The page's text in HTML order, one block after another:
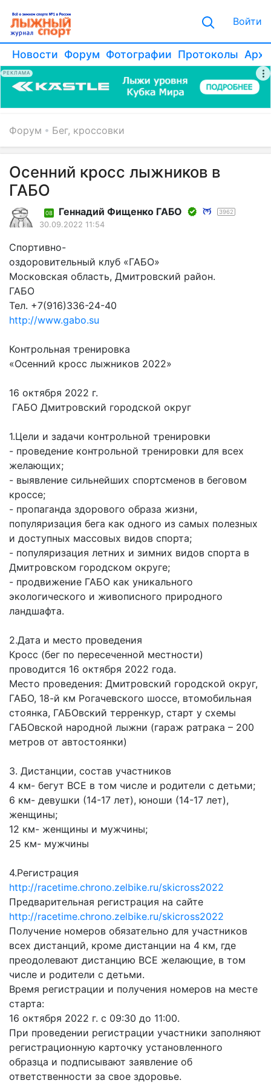
Войти
Новости Форум Фотографии Протоколы
РЕКЛАМА
Форум Бег, кроссовки
Осенний кросс лыжников в
ГАБО
08 Геннадий Фищенко ГАБО 3962
30.09.2022 11:54
Спортивно-
оздоровительный клуб «ГАБО»
Московская область, Дмитровский район.
ГАБО
Тел. +7(916)336-24-40
http://www.gabo.su
Контрольная тренировка
«Осенний кросс лыжников 2022»
16 октября 2022 г.
ГАБО Дмитровский городской округ
1.Цели и задачи контрольной тренировки
- проведение контрольной тренировки для всех
желающих;
- выявление сильнейших спортсменов в беговом
кроссе;
- пропаганда здорового образа жизни,
популяризация бега как одного из самых полезных
и доступных массовых видов спорта;
- популяризация летних и зимних видов спорта в
Дмитровском городском округе;
- продвижение ГАБО как уникального
экологического и живописного природного
ландшафта.
2.Дата и место проведения
Кросс (бег по пересеченной местности)
проводится 16 октября 2022 года.
Место проведения: Дмитровский городской округ,
ГАБО, 18-й км Рогачевского шоссе, втомобильная
стоянка, ГАБОвский терренкур, старт у схемы
ГАБОвской народной лыжни (гараж ратрака – 200
метров от автостоянки)
3. Дистанции, состав участников
4 км- бегут ВСЕ в том числе и родители с детьми;
6 км- девушки (14-17 лет), юноши (14-17 лет),
женщины;
12 км- женщины и мужчины;
25 км- мужчины
4.Регистрация
http://racetime.chrono.zelbike.ru/skicross2022
Предварительная регистрация на сайте
http://racetime.chrono.zelbike.ru/skicross2022
Получение номеров обязательно для участников
всех дистанций, кроме дистанции на 4 км, где
преодолевают дистанцию ВСЕ желающие, в том
числе и родители с детьми.
Время регистрации и получения номеров на месте
старта:
16 октября 2022 г. с 09:30 до 11:00.
При проведении регистрации участники заполняют
регистрационную карточку установленного
образца и подписывают заявление об
ответственности за свое здоровье.